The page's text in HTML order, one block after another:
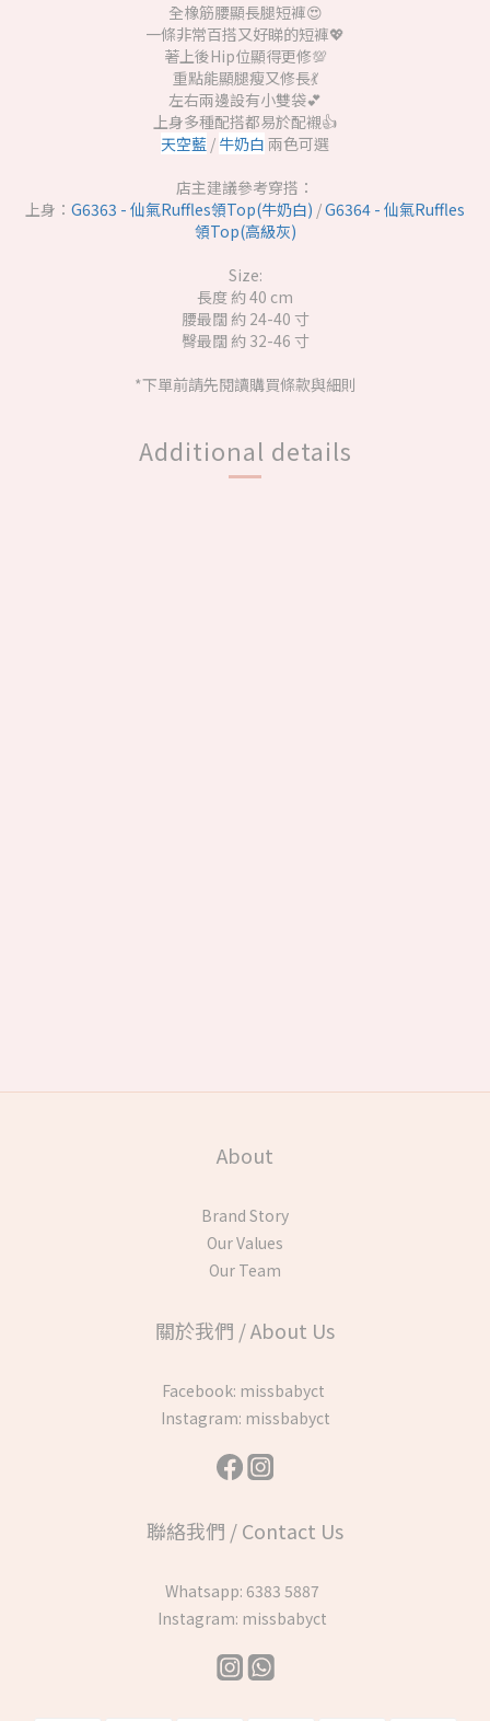
全橡筋腰顯長腿短褲😍
一條非常百搭又好睇的短褲💖
著上後Hip位顯得更修💯
重點能顯腿瘦又修長💃
左右兩邊設有小雙袋💕
上身多種配搭都易於配襯👍
天空藍 / 牛奶白 兩色可選
店主建議參考穿搭：
上身： G6363 - 仙氣Ruffles領Top(牛奶白) /G6364 - 仙氣Ruffles
領Top(高級灰)
Size:
長度 約 40 cm
腰最闊 約 24-40 寸
臀最闊 約 32-46 寸
*下單前請先閱讀購買條款與細則
Additional details
About
Brand Story
Our Values
Our Team
關於我們 / About Us
Facebook: missbabyct
Instagram: missbabyct
聯絡我們 / Contact Us
Whatsapp: 6383 5887
Instagram: missbabyct